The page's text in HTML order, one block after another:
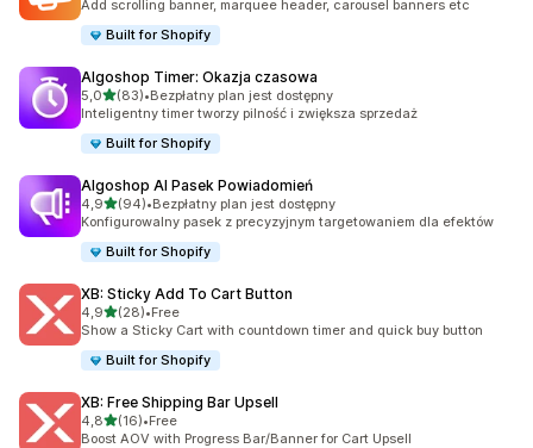
Add scrolling banner, marquee header, carousel banners etc
Built for Shopify
Algoshop Timer: Okazja czasowa
5,0na 5 gwiazdek
(83)
Łączna liczba recenzji: 83
•Bezpłatny plan jest dostępny
Inteligentny timer tworzy pilność i zwiększa sprzedaż
Built for Shopify
Algoshop AI Pasek Powiadomień
4,9na 5 gwiazdek
(94)
Łączna liczba recenzji: 94
•Bezpłatny plan jest dostępny
Konfigurowalny pasek z precyzyjnym targetowaniem dla efektów
Built for Shopify
XB: Sticky Add To Cart Button
4,9na 5 gwiazdek
(28)
Łączna liczba recenzji: 28
•Free
Show a Sticky Cart with countdown timer and quick buy button
Built for Shopify
XB: Free Shipping Bar Upsell
4,8na 5 gwiazdek
(16)
Łączna liczba recenzji: 16
•Free
Boost AOV with Progress Bar/Banner for Cart Upsell